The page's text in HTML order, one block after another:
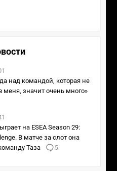
над командой, которая не
меня, значит очень много»
на ESEA Season 29:
В матче за слот она
Таза
5